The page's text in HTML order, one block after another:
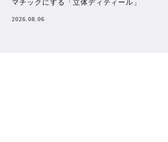
マチックにする「立体ディティール」
2026.08.06